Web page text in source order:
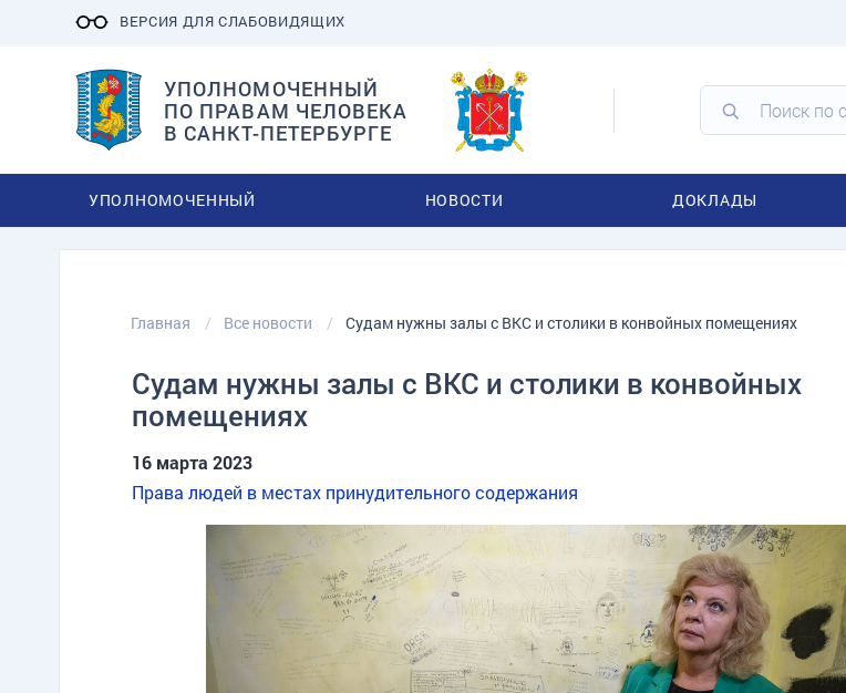
ВЕРСИЯ ДЛЯ СЛАБОВИДЯЩИХ
УПОЛНОМОЧЕННЫЙ
ПО ПРАВАМ ЧЕЛОВЕКА
В САНКТ-ПЕТЕРБУРГЕ
УПОЛНОМОЧЕННЫЙ НОВОСТИ ДОКЛАДЫ
Главная Все новости Судам нужны залы с ВКС и столики в конвойных помещениях
Судам нужны залы с ВКС и столики в конвойных
помещениях
16 марта 2023
Права людей в местах принудительного содержания